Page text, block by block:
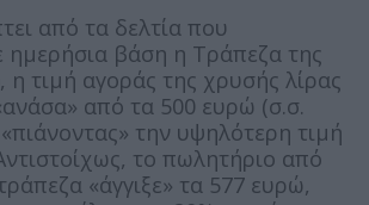
από τα δελτία που
ημερήσια βάση η Τράπεζα της
η τιμή αγοράς της χρυσής λίρας
από τα 500 ευρώ (σ.σ.
την υψηλότερη τιμή
το πωλητήριο από
«άγγιξε» τα 577 ευρώ,